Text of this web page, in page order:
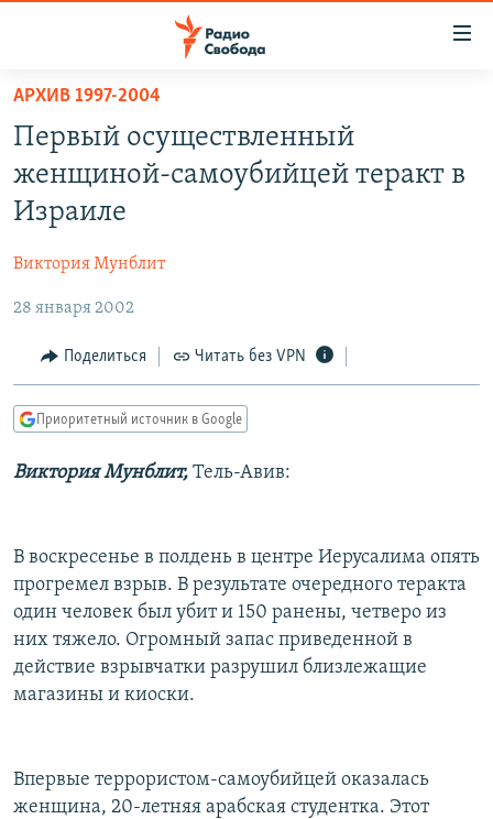
упрощенного
доступа
основному
Вернутся
навигации
Вернутся
поиску
ПОДКАСТЫ
АВТОРСКИЕ ПРОЕКТЫ
МНЕНИЯ
КУЛЬТУРА
IDEL.РЕАЛИИ
СЕВЕР.РЕАЛИИ
СИБИРЬ.РЕАЛИИ
ПОДПИШИТЕСЬ НА РАССЫЛКУ
СОЦИАЛЬНЫЕ СЕТИ
АРХИВ 1997-2004
Первый осуществленный
женщиной-самоубийцей теракт в
Израиле
Виктория Мунблит
28 января 2002
Поделиться Читать без VPN
Приоритетный источник в Google
Виктория Мунблит, Тель-Авив:
В воскресенье в полдень в центре Иерусалима опять
прогремел взрыв. В результате очередного теракта
один человек был убит и 150 ранены, четверо из
них тяжело. Огромный запас приведенной в
действие взрывчатки разрушил близлежащие
магазины и киоски.
Впервые террористом-самоубийцей оказалась
женщина, 20-летняя арабская студентка. Этот